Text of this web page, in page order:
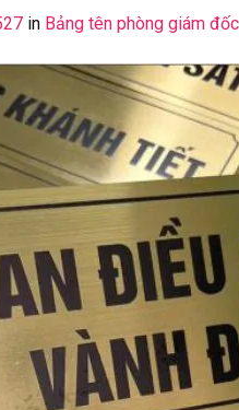
in Bảng tên phòng giám